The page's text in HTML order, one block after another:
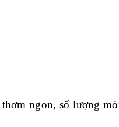
ngon, số lượng